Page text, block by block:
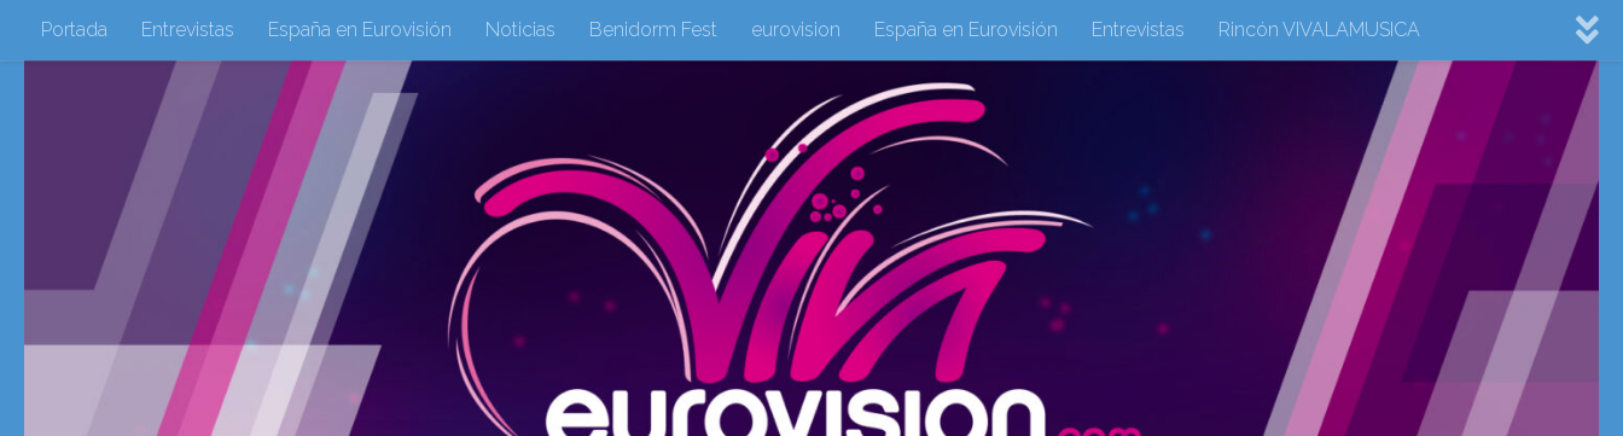
Saltar al contenido
Portada Entrevistas España en Eurovisión Noticias Benidorm Fest eurovision España en Eurovisión Entrevistas Rincón VIVALAMUSICA
Eurovisión 2016 Eurovisión 2017 Eurovision 2018 eurovision 2020 Eurovision 2021 Eurovision 2024
Eurovision 2025 Webs Amigas Galeria Multimedia Columnas Columnas eurovision Eurovisión 2016 eurovision 2018 eurovision 2019
eurovision 2020 eurovision 2021 Eurovision 2022 Galeria Multimedia Inicio Noticia operacion triunfo Rincón VIVALAMUSICA Sin categoría Noticias
Ultima Hora Webs Amigas